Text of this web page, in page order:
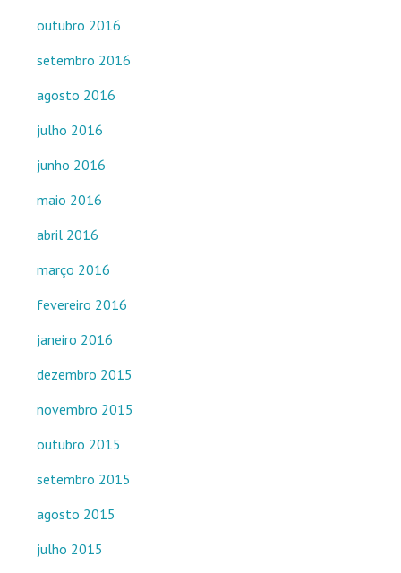
outubro 2016
setembro 2016
agosto 2016
julho 2016
junho 2016
maio 2016
abril 2016
março 2016
fevereiro 2016
janeiro 2016
dezembro 2015
novembro 2015
outubro 2015
setembro 2015
agosto 2015
julho 2015